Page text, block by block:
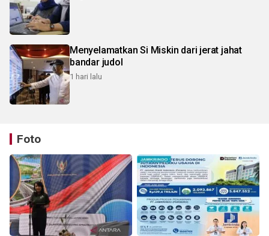
Menyelamatkan Si Miskin dari jerat jahat
bandar judol
1 hari lalu
Foto